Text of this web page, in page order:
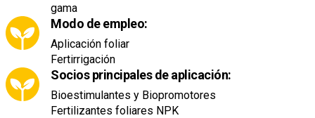
gama
Modo de empleo:
Aplicación foliar
Fertirrigación
Socios principales de aplicación:
Bioestimulantes y Biopromotores
Fertilizantes foliares NPK